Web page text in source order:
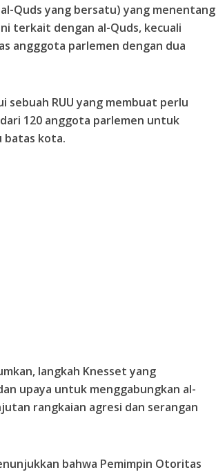
Quds yang bersatu) yang menentang
terkait dengan al-Quds, kecuali
angggota parlemen dengan dua
sebuah RUU yang membuat perlu
120 anggota parlemen untuk
batas kota.
langkah Knesset yang
upaya untuk menggabungkan al-
rangkaian agresi dan serangan
bahwa Pemimpin Otoritas